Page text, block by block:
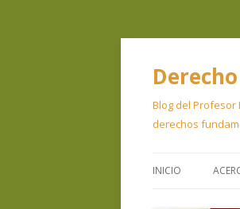
Blog del
derechos
INICIO